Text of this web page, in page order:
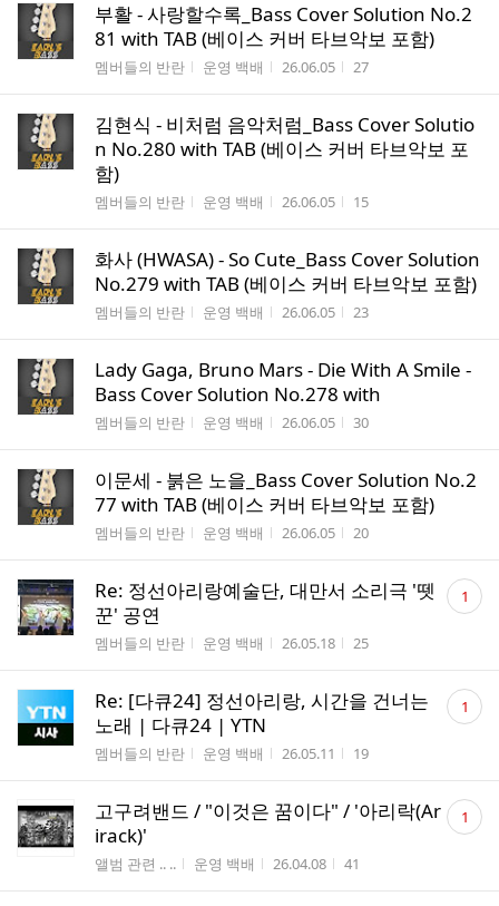
부활 - 사랑할수록_Bass Cover Solution No.2
81 with TAB (베이스 커버 타브악보 포함)
게시판명
멤버들의 반란 작성자
운영 백배 작성시간
26.06.05 조회수
27
김현식 - 비처럼 음악처럼_Bass Cover Solutio
n No.280 with TAB (베이스 커버 타브악보 포
함)
게시판명
멤버들의 반란 작성자
운영 백배 작성시간
26.06.05 조회수
15
화사 (HWASA) - So Cute_Bass Cover Solution
No.279 with TAB (베이스 커버 타브악보 포함)
게시판명
멤버들의 반란 작성자
운영 백배 작성시간
26.06.05 조회수
23
Lady Gaga, Bruno Mars - Die With A Smile -
Bass Cover Solution No.278 with
게시판명
멤버들의 반란 작성자
운영 백배 작성시간
26.06.05 조회수
30
이문세 - 붉은 노을_Bass Cover Solution No.2
77 with TAB (베이스 커버 타브악보 포함)
게시판명
멤버들의 반란 작성자
운영 백배 작성시간
26.06.05 조회수
20
Re: 정선아리랑예술단, 대만서 소리극 '뗏
꾼' 공연
게시판명
멤버들의 반란 작성자
운영 백배 작성시간
26.05.18 조회수
25
댓
글 1
Re: [다큐24] 정선아리랑, 시간을 건너는
노래 | 다큐24 | YTN
게시판명
멤버들의 반란 작성자
운영 백배 작성시간
26.05.11 조회수
19
댓
글 1
고구려밴드 / "이것은 꿈이다" / '아리락(Ar
irack)'
게시판명
앨범 관련 .. .. 작성자
운영 백배 작성시간
26.04.08 조회수
41
댓
글 1